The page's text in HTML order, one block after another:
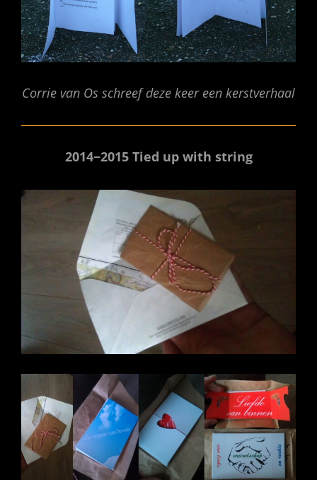
Corrie van Os schreef deze keer een kerstverhaal
2014−2015 Tied up with string